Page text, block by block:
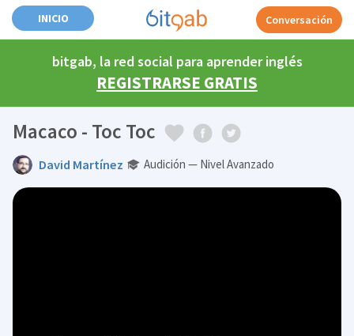
INICIO Conversación
bitgab, la red social para aprender inglés
REGISTRARSE GRATIS
Macaco - Toc Toc
David Martínez Audición — Nivel Avanzado